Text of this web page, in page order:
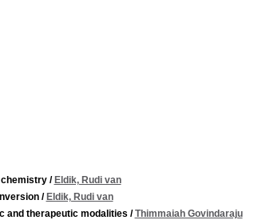
chemistry/ Eldik, Rudi van
/ Eldik, Rudi van
and therapeutic modalities /Thimmaiah Govindaraju